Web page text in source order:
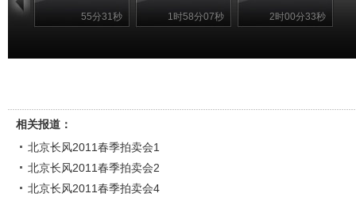
55分31秒 1时58分07秒 2时00分33秒
相关报道：
北京长风2011春季拍卖会1
北京长风2011春季拍卖会2
北京长风2011春季拍卖会4